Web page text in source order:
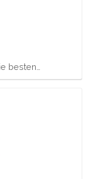
besten…